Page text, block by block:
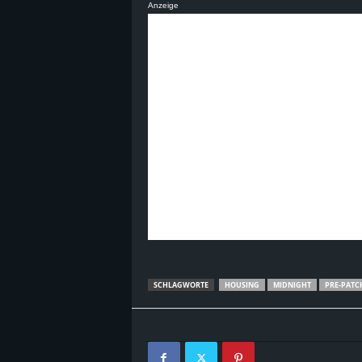
Anzeige
SCHLAGWORTE HOUSING MIDNIGHT PRE-